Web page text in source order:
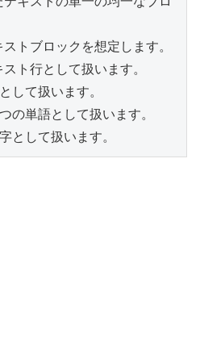
として扱います。